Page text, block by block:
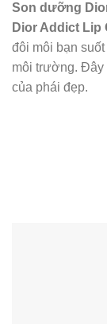
Son dưỡng
Dior Addict Lip
đôi môi bạn
môi trường. Đây
của phái đẹp.